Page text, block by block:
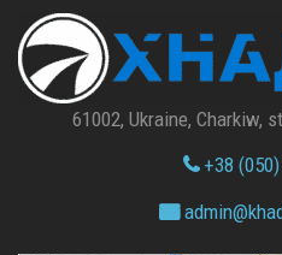
61002, Ukraine, Charkiw,
+38 (050)
admin@